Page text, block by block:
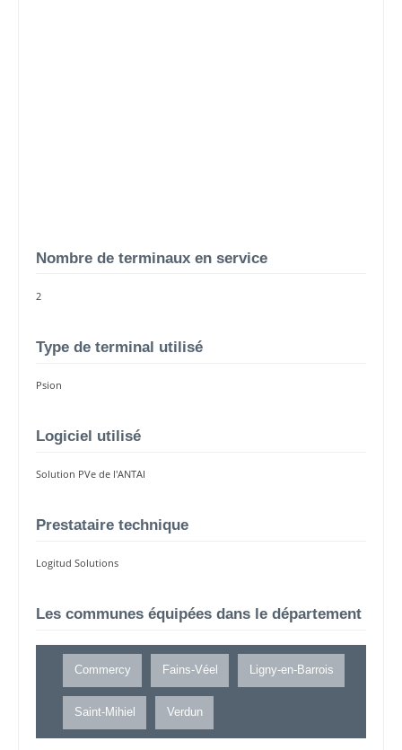
Nombre de terminaux en service
2
Type de terminal utilisé
Psion
Logiciel utilisé
Solution PVe de l'ANTAI
Prestataire technique
Logitud Solutions
Les communes équipées dans le département
Commercy Fains-Véel Ligny-en-Barrois
Saint-Mihiel Verdun